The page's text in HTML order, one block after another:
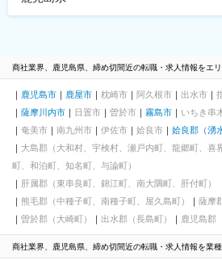
商社業界、鹿児島県、締め切間近の転職・求人情報をエ
鹿児島市 鹿屋市 枕崎市 阿久根市 出水市
薩摩川内市
日置市 曽於市 霧島市 いちき串
奄美市
南九州市 伊佐市 姶良市
姶良郡（湧
大島郡（大和村、宇検村、瀬戸内町、龍郷町、喜
町、和泊町、知名町、与論町）
肝属郡（東串良町、錦江町、南大隅町、肝付町）
熊毛郡（中種子町、南種子町、屋久島町）
薩摩
曽於郡（大崎町）
出水郡（長島町） 鹿児島郡
商社業界、鹿児島県、締め切間近の転職・求人情報を業